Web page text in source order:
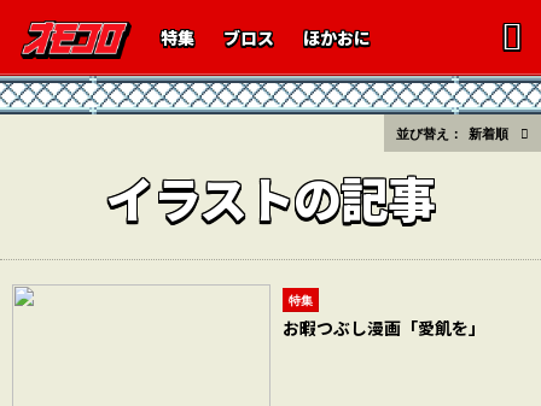
特集 ブロス ほかおに
イラストの記事
並び替え： 新着順
特集
お暇つぶし漫画「愛飢を」